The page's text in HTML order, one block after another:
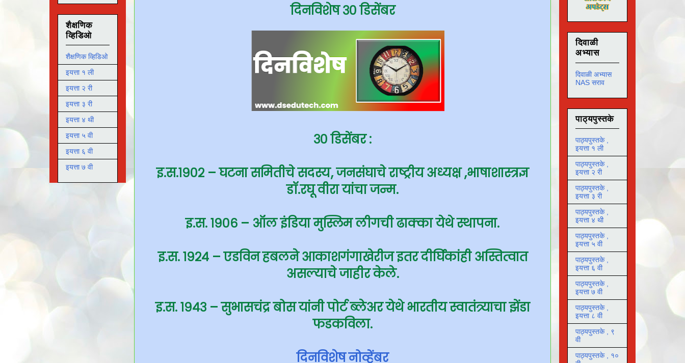
दिनविशेष ३० डिसेंबर
३० डिसेंबर :
इ.स.१९०२ – घटना समितीचे सदस्य, जनसंघाचे राष्ट्रीय अध्यक्ष ,भाषाशास्त्रज्ञ
डॉ.रघू वीरा यांचा जन्म.
इ.स. १९०६ – ऑल इंडिया मुस्लिम लीगची ढाक्का येथे स्थापना.
इ.स. १९२४ – एडविन हबलने आकाशगंगाखेरीज इतर दीर्घिकांही अस्तित्वात
असल्याचे जाहीर केले.
इ.स. १९४३ – सुभासचंद्र बोस यांनी पोर्ट ब्लेअर येथे भारतीय स्वातंत्र्याचा झेंडा
फडकविला.
दिनविशेष नोव्हेंबर
शैक्षणिक
व्हिडिओ
शैक्षणिक व्हिडिओ
इयत्ता १ ली
इयत्ता २ री
इयत्ता ३ री
इयत्ता ४ थी
इयत्ता ५ वी
इयत्ता ६ वी
इयत्ता ७ वी
दिवाळी
अभ्यास
दिवाळी अभ्यास
NAS सराव
पाठ्यपुस्तके
पाठ्यपुस्तके ,
इयत्ता १ ली
पाठ्यपुस्तके ,
इयत्ता २ री
पाठ्यपुस्तके ,
इयत्ता ३ री
पाठ्यपुस्तके ,
इयत्ता ४ थी
पाठ्यपुस्तके ,
इयत्ता ५ वी
पाठ्यपुस्तके ,
इयत्ता ६ वी
पाठ्यपुस्तके ,
इयत्ता ७ वी
पाठ्यपुस्तके ,
इयत्ता ८ वी
पाठ्यपुस्तके , ९
वी
पाठ्यपुस्तके , १०